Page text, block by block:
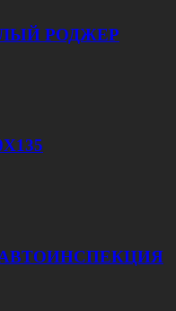
РОДЖЕР